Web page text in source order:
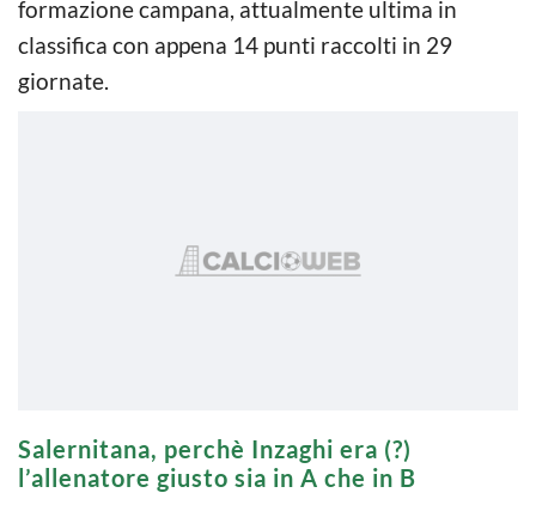
formazione campana, attualmente ultima in
classifica con appena 14 punti raccolti in 29
giornate.
Salernitana, perchè Inzaghi era (?)
l’allenatore giusto sia in A che in B